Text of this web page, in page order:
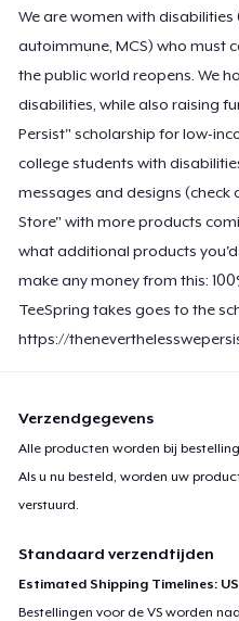
We are women with disabilities
autoimmune, MCS) who must
the public world reopens. We
disabilities, while also raising
Persist" scholarship for low-
college students with
messages and designs (check
Store" with more products
what additional products
make any money from this:
TeeSpring takes goes to the
https://
Verzendgegevens
Alle producten worden bij
Als u nu besteld, worden uw
verstuurd.
Standaard verzendtijden
Estimated Shipping Timelines:
Bestellingen voor de VS worden